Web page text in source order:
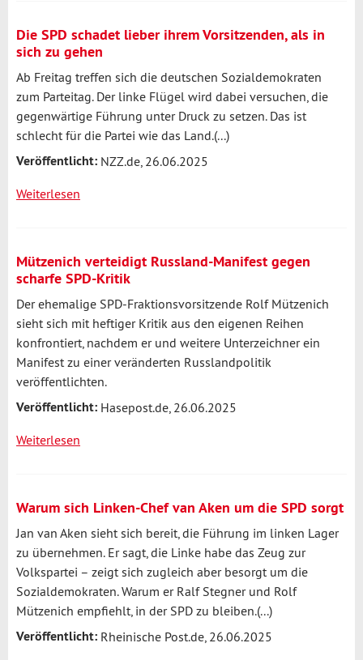
Leerstellen
Die SPD schadet lieber ihrem Vorsitzenden, als in
sich zu gehen
Ab Freitag treffen sich die deutschen Sozialdemokraten
zum Parteitag. Der linke Flügel wird dabei versuchen, die
gegenwärtige Führung unter Druck zu setzen. Das ist
schlecht für die Partei wie das Land.(...)
Veröffentlicht: NZZ.de, 26.06.2025
Weiterlesen
lieber
Vorsitzenden,
als
in
sich
zu
gehen
Mützenich verteidigt Russland-Manifest gegen
scharfe SPD-Kritik
Der ehemalige SPD-Fraktionsvorsitzende Rolf Mützenich
sieht sich mit heftiger Kritik aus den eigenen Reihen
konfrontiert, nachdem er und weitere Unterzeichner ein
Manifest zu einer veränderten Russlandpolitik
veröffentlichten.
Veröffentlicht: Hasepost.de, 26.06.2025
Weiterlesen
Manifest
gegen
scharfe
SPD-
Kritik
Warum sich Linken-Chef van Aken um die SPD sorgt
Jan van Aken sieht sich bereit, die Führung im linken Lager
zu übernehmen. Er sagt, die Linke habe das Zeug zur
Volkspartei – zeigt sich zugleich aber besorgt um die
Sozialdemokraten. Warum er Ralf Stegner und Rolf
Mützenich empfiehlt, in der SPD zu bleiben.(...)
Veröffentlicht: Rheinische Post.de, 26.06.2025